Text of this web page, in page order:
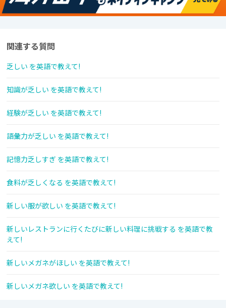
関連する質問
乏しい を英語で教えて!
知識が乏しい を英語で教えて!
経験が乏しい を英語で教えて!
語彙力が乏しい を英語で教えて!
記憶力乏しすぎ を英語で教えて!
食料が乏しくなる を英語で教えて!
新しい服が欲しい を英語で教えて!
新しいレストランに行くたびに新しい料理に挑戦する を英語で教
えて!
新しいメガネがほしい を英語で教えて!
新しいメガネ欲しい を英語で教えて!